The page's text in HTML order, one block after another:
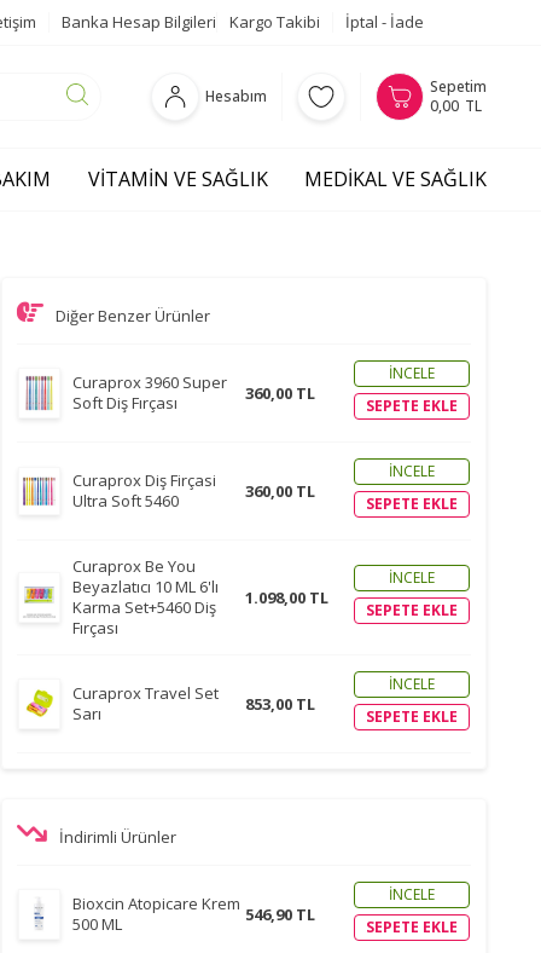
Banka Hesap Bilgileri Kargo Takibi İptal - İade
Hesabım
Sepetim
0,00 TL
VITAMIN VE SAĞLIK MEDIKAL VE SAĞLIK
Diğer Benzer Ürünler
Curaprox 3960 Super
Soft Diş Fırçası
360,00 TL
İNCELE
SEPETE EKLE
Curaprox Diş Firçasi
Ultra Soft 5460
360,00 TL
İNCELE
SEPETE EKLE
Curaprox Be You
Beyazlatıcı 10 ML 6'lı
Karma Set+5460 Diş
Fırçası
1.098,00 TL
İNCELE
SEPETE EKLE
Curaprox Travel Set
Sarı
853,00 TL
İNCELE
SEPETE EKLE
İndirimli Ürünler
Bioxcin Atopicare Krem
500 ML
546,90 TL
İNCELE
SEPETE EKLE